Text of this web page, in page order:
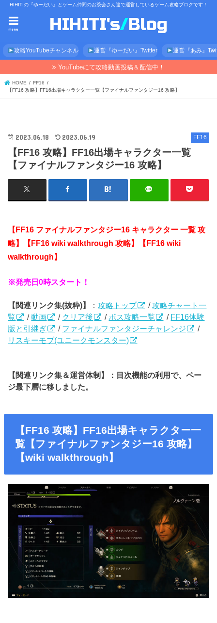
HIHITIの『ゆーだい』とゲーム仲間のお茶会さん達で運営しているゲーム攻略ブログです！
menu
攻略YouTubeチャンネル 運営『ゆーだい』Twitter 運営『あみ』
YouTubeにて攻略動画投稿＆配信中！
HOME
FF16
【FF16 攻略】FF16出場キャラクター一覧【ファイナルファンタジー16 攻略】
FF16
2023.06.18 2023.06.19
【FF16 攻略】FF16出場キャラクター一覧
【ファイナルファンタジー16 攻略】
【FF16 ファイナルファンタジー16 キャラクター 一覧 攻
略】【FF16 wiki walkthrough 攻略】【FF16 wiki
walkthrough】
※発売日0時スタート！
【関連リンク集(抜粋)】 ：攻略トップ /攻略チャート一
覧
/動画 / クリア後 / ボス攻略一覧 / FF16体験
版と引継ぎ
/ ファイナルファンタジーチャレンジ
/
リスキーモブ(ユニークモンスター)
【関連リンク集＆運営体制】：目次機能の利用で、ペー
ジ最下層に移しました。
【FF16 攻略】FF16出場キャラクター一
覧【ファイナルファンタジー16 攻略】
【wiki walkthrough】